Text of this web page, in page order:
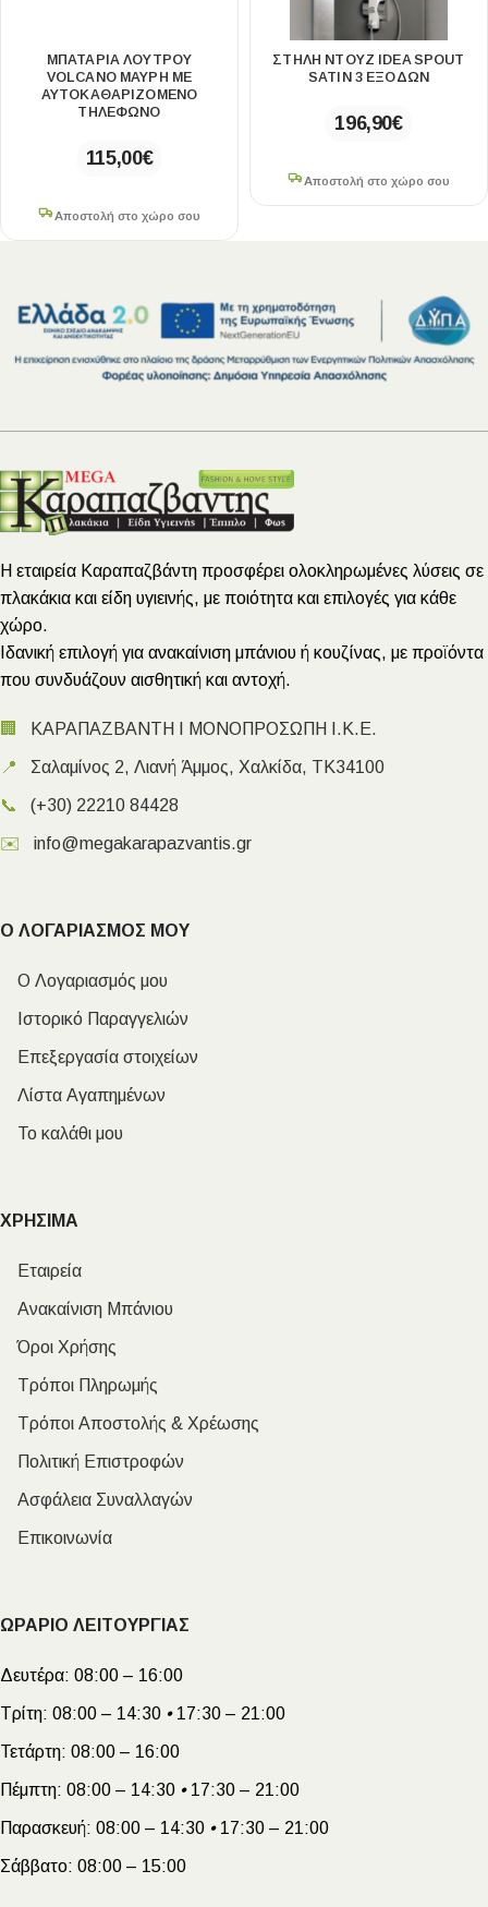
ΜΠΑΤΑΡΙΑ ΛΟΥΤΡΟΥ
VOLCANO ΜΑΥΡΗ ΜΕ
ΑΥΤΟΚΑΘΑΡΙΖΟΜΕΝΟ
ΤΗΛΕΦΩΝΟ
115,00€
Αποστολή στο χώρο σου
ΣΤΗΛΗ ΝΤΟΥΖ IDEA SPOUT
SATIN 3 ΕΞΟΔΩΝ
196,90€
Αποστολή στο χώρο σου
Η εταιρεία Καραπαζβάντη προσφέρει ολοκληρωμένες λύσεις σε
πλακάκια και είδη υγιεινής, με ποιότητα και επιλογές για κάθε
χώρο.
Ιδανική επιλογή για ανακαίνιση μπάνιου ή κουζίνας, με προϊόντα
που συνδυάζουν αισθητική και αντοχή.
🏢 ΚΑΡΑΠΑΖΒΑΝΤΗ Ι ΜΟΝΟΠΡΟΣΩΠΗ Ι.Κ.Ε.
📍 Σαλαμίνος 2, Λιανή Άμμος, Χαλκίδα, ΤΚ34100
📞 (+30) 22210 84428
✉️ info@megakarapazvantis.gr
Ο ΛΟΓΑΡΙΑΣΜΟΣ ΜΟΥ
Ο Λογαριασμός μου
Ιστορικό Παραγγελιών
Επεξεργασία στοιχείων
Λίστα Αγαπημένων
Το καλάθι μου
ΧΡΗΣΙΜΑ
Εταιρεία
Ανακαίνιση Μπάνιου
Όροι Χρήσης
Τρόποι Πληρωμής
Τρόποι Αποστολής & Χρέωσης
Πολιτική Επιστροφών
Ασφάλεια Συναλλαγών
Επικοινωνία
ΩΡΑΡΙΟ ΛΕΙΤΟΥΡΓΙΑΣ
Δευτέρα: 08:00 – 16:00
Τρίτη: 08:00 – 14:30 •17:30 – 21:00
Τετάρτη: 08:00 – 16:00
Πέμπτη: 08:00 – 14:30 •17:30 – 21:00
Παρασκευή: 08:00 – 14:30 •17:30 – 21:00
Σάββατο: 08:00 – 15:00